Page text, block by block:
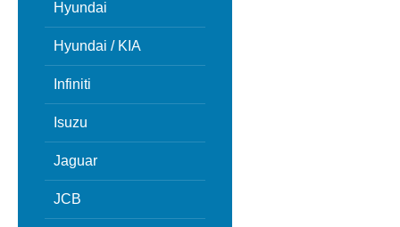
Hyundai
Hyundai / KIA
Infiniti
Isuzu
Jaguar
JCB